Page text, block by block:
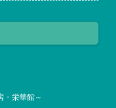
・栄華館～